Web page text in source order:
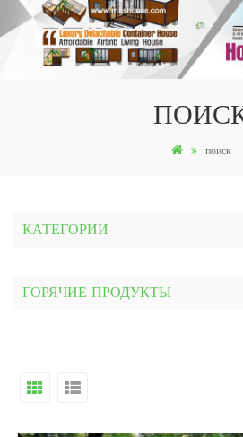
поиск
КАТЕГОРИИ
ГОРЯЧИЕ ПРОДУКТЫ